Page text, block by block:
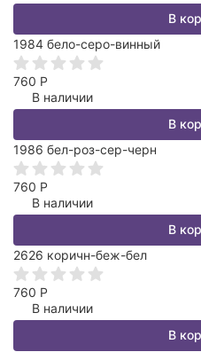
В
1984 бело-серо-винный
760 Р
В наличии
В
1986 бел-роз-сер-черн
760 Р
В наличии
В
2626 коричн-беж-бел
760 Р
В наличии
В